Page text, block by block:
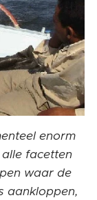
enorm
facetten
waar de
aankloppen,